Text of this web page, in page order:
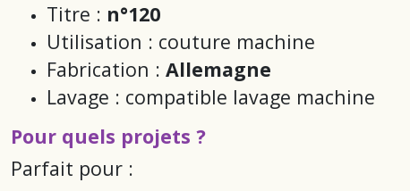
Titre : n°120
Utilisation : couture machine
Fabrication : Allemagne
Lavage : compatible lavage machine
Pour quels projets ?
Parfait pour :